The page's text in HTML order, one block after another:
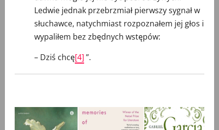
Ledwie jednak przebrzmiał pierwszy sygnał w
słuchawce, natychmiast rozpoznałem jej głos i
wypaliłem bez zbędnych wstępów:
– Dziś chcę[4] ”.